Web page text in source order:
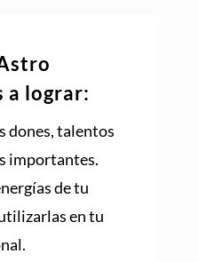
a lograr:
dones, talentos
importantes.
de tu
en tu